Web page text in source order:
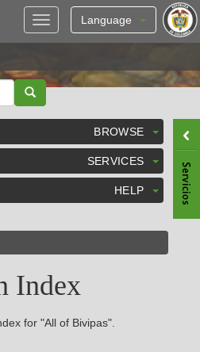
Language
BROWSE
SERVICES
HELP
Index
for "All of Bivipas".